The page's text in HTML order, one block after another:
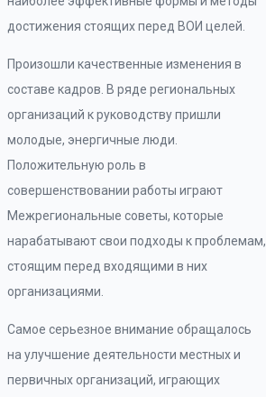
достижения стоящих перед ВОИ целей.
Произошли качественные изменения в
составе кадров. В ряде региональных
организаций к руководству пришли
молодые, энергичные люди.
Положительную роль в
совершенствовании работы играют
Межрегиональные советы, которые
нарабатывают свои подходы к проблемам,
стоящим перед входящими в них
организациями.
Самое серьезное внимание обращалось
на улучшение деятельности местных и
первичных организаций, играющих